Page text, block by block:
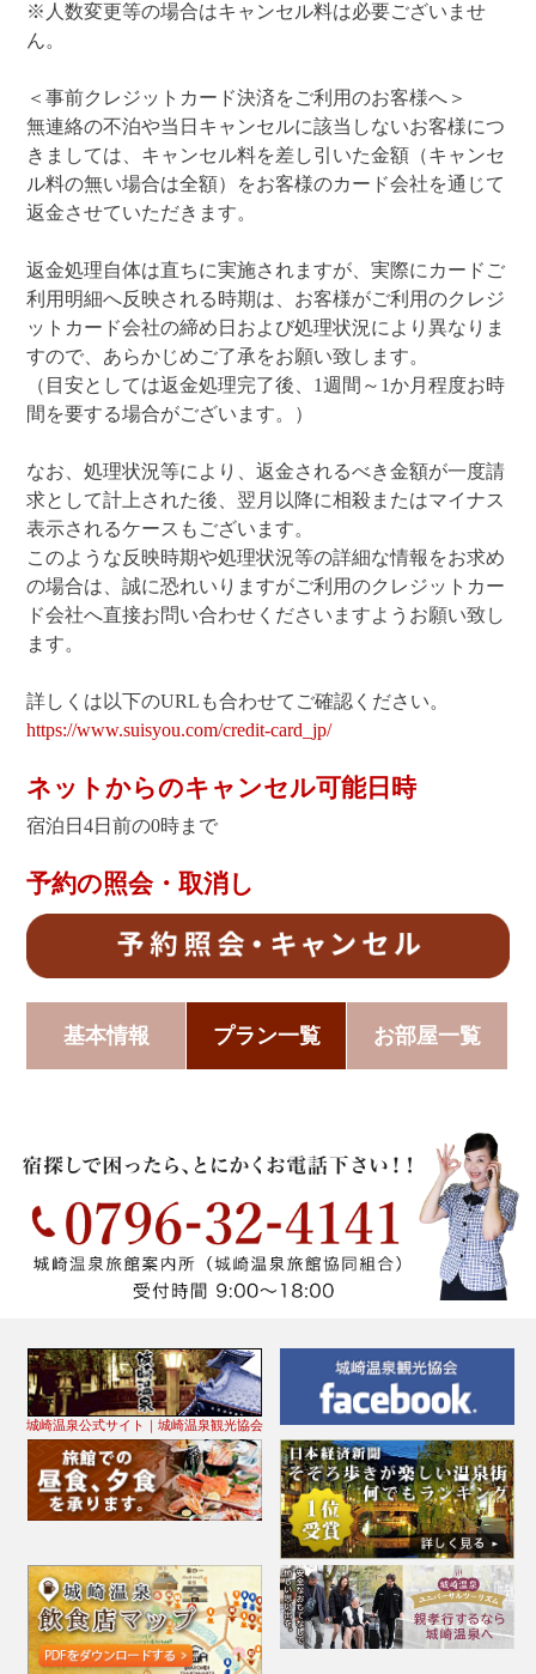
※人数変更等の場合はキャンセル料は必要ございませ
ん。
＜事前クレジットカード決済をご利用のお客様へ＞
無連絡の不泊や当日キャンセルに該当しないお客様につ
きましては、キャンセル料を差し引いた金額（キャンセ
ル料の無い場合は全額）をお客様のカード会社を通じて
返金させていただきます。
返金処理自体は直ちに実施されますが、実際にカードご
利用明細へ反映される時期は、お客様がご利用のクレジ
ットカード会社の締め日および処理状況により異なりま
すので、あらかじめご了承をお願い致します。
（目安としては返金処理完了後、1週間～1か月程度お時
間を要する場合がございます。）
なお、処理状況等により、返金されるべき金額が一度請
求として計上された後、翌月以降に相殺またはマイナス
表示されるケースもございます。
このような反映時期や処理状況等の詳細な情報をお求め
の場合は、誠に恐れいりますがご利用のクレジットカー
ド会社へ直接お問い合わせくださいますようお願い致し
ます。
詳しくは以下のURLも合わせてご確認ください。
https://www.suisyou.com/credit-card_jp/
ネットからのキャンセル可能日時
宿泊日4日前の0時まで
予約の照会・取消し
基本情報 プラン一覧 お部屋一覧
城崎温泉公式サイト｜城崎温泉観光協会